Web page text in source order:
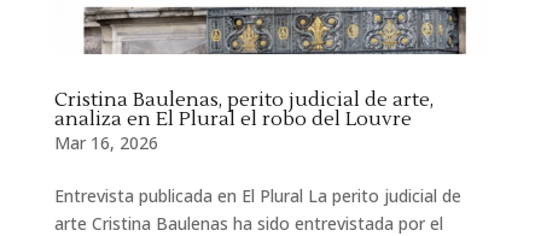
Cristina Baulenas, perito judicial de arte,
analiza en El Plural el robo del Louvre
Mar 16, 2026
Entrevista publicada en El Plural La perito judicial de
arte Cristina Baulenas ha sido entrevistada por el